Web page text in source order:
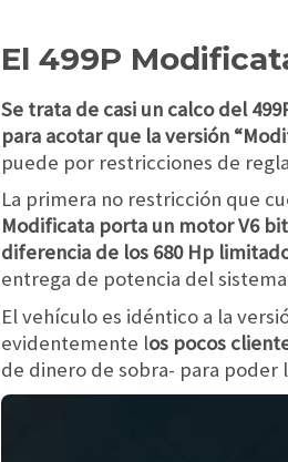
El 499P
Se trata de casi un calco del
para acotar que la versión
puede por restricciones de
La primera no restricción que
Modificata porta un motor V6
diferencia de los 680 Hp
entrega de potencia del
El vehículo es idéntico a la
evidentemente los pocos
de dinero de sobra- para poder